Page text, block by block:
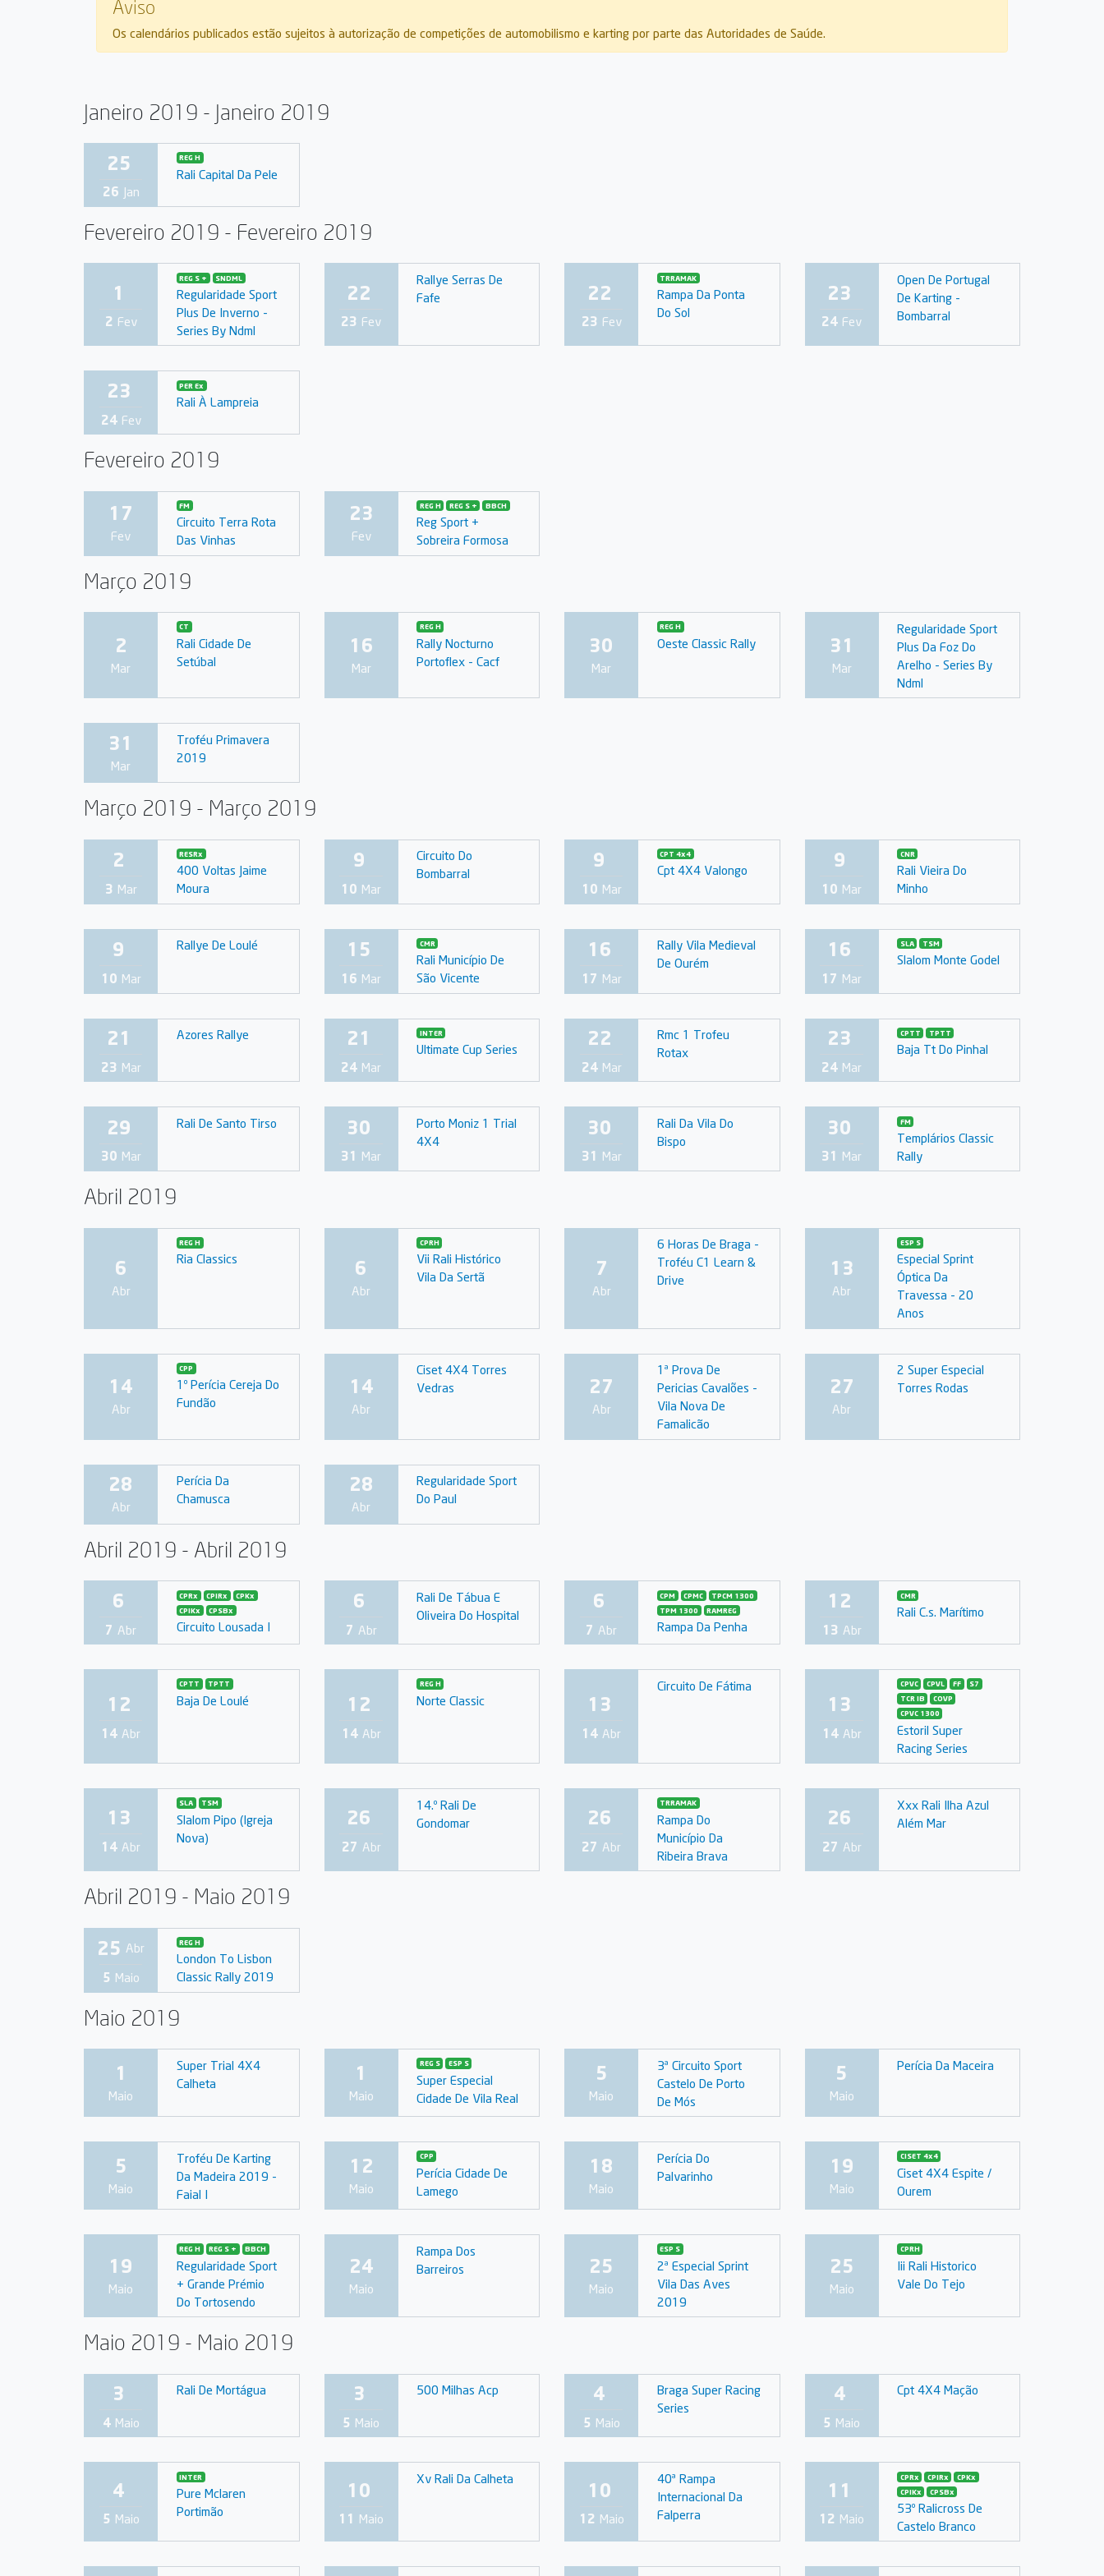
Aviso
Os calendários publicados estão sujeitos à autorização de competições de automobilismo e karting por parte das Autoridades de Saúde.
Janeiro 2019 - Janeiro 2019
25
26 Jan
REG H
Rali Capital Da Pele
Fevereiro 2019 - Fevereiro 2019
1
2 Fev
REG S + SNDML
Regularidade Sport
Plus De Inverno -
Series By Ndml
22
23 Fev
Rallye Serras De
Fafe
22
23 Fev
TRRAMAK
Rampa Da Ponta
Do Sol
23
24 Fev
Open De Portugal
De Karting -
Bombarral
23
24 Fev
PER Ex
Rali À Lampreia
Fevereiro 2019
17
Fev
FM
Circuito Terra Rota
Das Vinhas
23
Fev
REG H REG S + BBCH
Reg Sport +
Sobreira Formosa
Março 2019
2
Mar
CT
Rali Cidade De
Setúbal
16
Mar
REG H
Rally Nocturno
Portoflex - Cacf
30
Mar
REG H
Oeste Classic Rally 31
Mar
Regularidade Sport
Plus Da Foz Do
Arelho - Series By
Ndml
31
Mar
Troféu Primavera
2019
Março 2019 - Março 2019
2
3 Mar
RESRx
400 Voltas Jaime
Moura
9
10 Mar
Circuito Do
Bombarral
9
10 Mar
CPT 4x4
Cpt 4X4 Valongo 9
10 Mar
CNR
Rali Vieira Do
Minho
9
10 Mar
Rallye De Loulé 15
16 Mar
CMR
Rali Município De
São Vicente
16
17 Mar
Rally Vila Medieval
De Ourém
16
17 Mar
SLA TSM
Slalom Monte Godel
21
23 Mar
Azores Rallye 21
24 Mar
INTER
Ultimate Cup Series 22
24 Mar
Rmc 1 Trofeu
Rotax
23
24 Mar
CPTT TPTT
Baja Tt Do Pinhal
29
30 Mar
Rali De Santo Tirso 30
31 Mar
Porto Moniz 1 Trial
4X4
30
31 Mar
Rali Da Vila Do
Bispo
30
31 Mar
FM
Templários Classic
Rally
Abril 2019
6
Abr
REG H
Ria Classics 6
Abr
CPRH
Vii Rali Histórico
Vila Da Sertã
7
Abr
6 Horas De Braga -
Troféu C1 Learn &
Drive
13
Abr
ESP S
Especial Sprint
Óptica Da
Travessa - 20
Anos
14
Abr
CPP
1º Perícia Cereja Do
Fundão
14
Abr
Ciset 4X4 Torres
Vedras
27
Abr
1ª Prova De
Pericias Cavalões -
Vila Nova De
Famalicão
27
Abr
2 Super Especial
Torres Rodas
28
Abr
Perícia Da
Chamusca
28
Abr
Regularidade Sport
Do Paul
Abril 2019 - Abril 2019
6
7 Abr
CPRx CPIRx
CPKx
CPIKx
CPSBx
Circuito Lousada I
6
7 Abr
Rali De Tábua E
Oliveira Do Hospital
6
7 Abr
CPM CPMC
TPCM 1300
TPM 1300
RAMREG
Rampa Da Penha
12
13 Abr
CMR
Rali C.s. Marítimo
12
14 Abr
CPTT TPTT
Baja De Loulé 12
14 Abr
REG H
Norte Classic 13
14 Abr
Circuito De Fátima
13
14 Abr
CPVC CPVL FF
S7
TCR IB
COVP
CPVC 1300
Estoril Super
Racing Series
13
14 Abr
SLA TSM
Slalom Pipo (Igreja
Nova)
26
27 Abr
14.º Rali De
Gondomar
26
27 Abr
TRRAMAK
Rampa Do
Município Da
Ribeira Brava
26
27 Abr
Xxx Rali Ilha Azul
Além Mar
Abril 2019 - Maio 2019
25 Abr
5 Maio
REG H
London To Lisbon
Classic Rally 2019
Maio 2019
1
Maio
Super Trial 4X4
Calheta
1
Maio
REG S ESP S
Super Especial
Cidade De Vila Real
5
Maio
3ª Circuito Sport
Castelo De Porto
De Mós
5
Maio
Perícia Da Maceira
5
Maio
Troféu De Karting
Da Madeira 2019 -
Faial I
12
Maio
CPP
Perícia Cidade De
Lamego
18
Maio
Perícia Do
Palvarinho
19
Maio
CISET 4x4
Ciset 4X4 Espite /
Ourem
19
Maio
REG H REG S + BBCH
Regularidade Sport
+ Grande Prémio
Do Tortosendo
24
Maio
Rampa Dos
Barreiros
25
Maio
ESP S
2ª Especial Sprint
Vila Das Aves
2019
25
Maio
CPRH
Iii Rali Historico
Vale Do Tejo
Maio 2019 - Maio 2019
3
4 Maio
Rali De Mortágua 3
5 Maio
500 Milhas Acp 4
5 Maio
Braga Super Racing
Series
4
5 Maio
Cpt 4X4 Mação
4
5 Maio
INTER
Pure Mclaren
Portimão
10
11 Maio
Xv Rali Da Calheta 10
12 Maio
40ª Rampa
Internacional Da
Falperra
11
12 Maio
CPRx CPIRx
CPKx
CPIKx
CPSBx
53º Ralicross De
Castelo Branco